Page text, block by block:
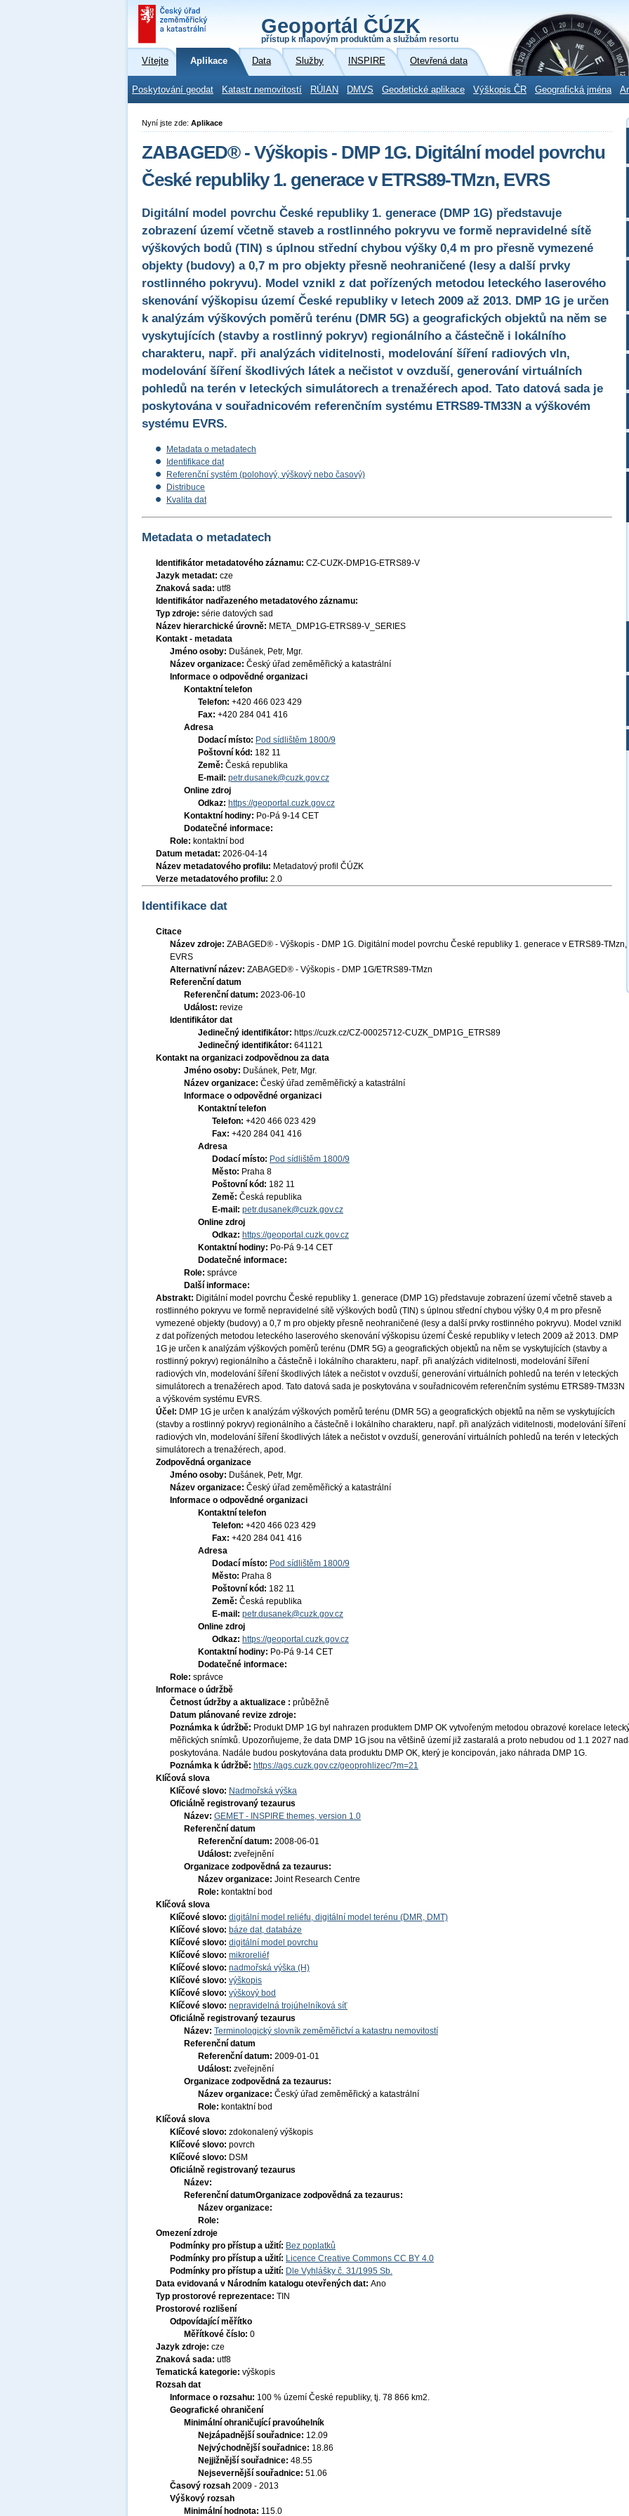
Geoportál ČÚZK
přístup k mapovým produktům a službám resortu
Vítejte Aplikace Data Služby INSPIRE Otevřená data
Poskytování geodat Katastr nemovitostí RÚIAN DMVS Geodetické aplikace Výškopis ČR Geografická jména
Nyní jste zde: Aplikace
ZABAGED® - Výškopis - DMP 1G. Digitální model povrchu
České republiky 1. generace v ETRS89-TMzn, EVRS
Digitální model povrchu České republiky 1. generace (DMP 1G) představuje
zobrazení území včetně staveb a rostlinného pokryvu ve formě nepravidelné sítě
výškových bodů (TIN) s úplnou střední chybou výšky 0,4 m pro přesně vymezené
objekty (budovy) a 0,7 m pro objekty přesně neohraničené (lesy a další prvky
rostlinného pokryvu). Model vznikl z dat pořízených metodou leteckého laserového
skenování výškopisu území České republiky v letech 2009 až 2013. DMP 1G je určen
k analýzám výškových poměrů terénu (DMR 5G) a geografických objektů na něm se
vyskytujících (stavby a rostlinný pokryv) regionálního a částečně i lokálního
charakteru, např. při analýzách viditelnosti, modelování šíření radiových vln,
modelování šíření škodlivých látek a nečistot v ovzduší, generování virtuálních
pohledů na terén v leteckých simulátorech a trenažérech apod. Tato datová sada je
poskytována v souřadnicovém referenčním systému ETRS89-TM33N a výškovém
systému EVRS.
Metadata o metadatech
Identifikace dat
Referenční systém (polohový, výškový nebo časový)
Distribuce
Kvalita dat
Metadata o metadatech
Identifikátor metadatového záznamu: CZ-CUZK-DMP1G-ETRS89-V
Jazyk metadat: cze
Znaková sada: utf8
Identifikátor nadřazeného metadatového záznamu:
Typ zdroje: série datových sad
Název hierarchické úrovně: META_DMP1G-ETRS89-V_SERIES
Kontakt - metadata
Jméno osoby: Dušánek, Petr, Mgr.
Název organizace: Český úřad zeměměřický a katastrální
Informace o odpovědné organizaci
Kontaktní telefon
Telefon: +420 466 023 429
Fax: +420 284 041 416
Adresa
Dodací místo: Pod sídlištěm 1800/9
Poštovní kód: 182 11
Země: Česká republika
E-mail: petr.dusanek@cuzk.gov.cz
Online zdroj
Odkaz: https://geoportal.cuzk.gov.cz
Kontaktní hodiny: Po-Pá 9-14 CET
Dodatečné informace:
Role: kontaktní bod
Datum metadat: 2026-04-14
Název metadatového profilu: Metadatový profil ČÚZK
Verze metadatového profilu: 2.0
Identifikace dat
Citace
Název zdroje: ZABAGED® - Výškopis - DMP 1G. Digitální model povrchu České republiky 1. generace v ETRS89-TMzn,
EVRS
Alternativní název: ZABAGED® - Výškopis - DMP 1G/ETRS89-TMzn
Referenční datum
Referenční datum: 2023-06-10
Událost: revize
Identifikátor dat
Jedinečný identifikátor: https://cuzk.cz/CZ-00025712-CUZK_DMP1G_ETRS89
Jedinečný identifikátor: 641121
Kontakt na organizaci zodpovědnou za data
Jméno osoby: Dušánek, Petr, Mgr.
Název organizace: Český úřad zeměměřický a katastrální
Informace o odpovědné organizaci
Kontaktní telefon
Telefon: +420 466 023 429
Fax: +420 284 041 416
Adresa
Dodací místo: Pod sídlištěm 1800/9
Město: Praha 8
Poštovní kód: 182 11
Země: Česká republika
E-mail: petr.dusanek@cuzk.gov.cz
Online zdroj
Odkaz: https://geoportal.cuzk.gov.cz
Kontaktní hodiny: Po-Pá 9-14 CET
Dodatečné informace:
Role: správce
Další informace:
Abstrakt: Digitální model povrchu České republiky 1. generace (DMP 1G) představuje zobrazení území včetně staveb a
rostlinného pokryvu ve formě nepravidelné sítě výškových bodů (TIN) s úplnou střední chybou výšky 0,4 m pro přesně
vymezené objekty (budovy) a 0,7 m pro objekty přesně neohraničené (lesy a další prvky rostlinného pokryvu). Model vznikl
z dat pořízených metodou leteckého laserového skenování výškopisu území České republiky v letech 2009 až 2013. DMP
1G je určen k analýzám výškových poměrů terénu (DMR 5G) a geografických objektů na něm se vyskytujících (stavby a
rostlinný pokryv) regionálního a částečně i lokálního charakteru, např. při analýzách viditelnosti, modelování šíření
radiových vln, modelování šíření škodlivých látek a nečistot v ovzduší, generování virtuálních pohledů na terén v leteckých
simulátorech a trenažérech apod. Tato datová sada je poskytována v souřadnicovém referenčním systému ETRS89-TM33N
a výškovém systému EVRS.
Účel: DMP 1G je určen k analýzám výškových poměrů terénu (DMR 5G) a geografických objektů na něm se vyskytujících
(stavby a rostlinný pokryv) regionálního a částečně i lokálního charakteru, např. při analýzách viditelnosti, modelování šíření
radiových vln, modelování šíření škodlivých látek a nečistot v ovzduší, generování virtuálních pohledů na terén v leteckých
simulátorech a trenažérech, apod.
Zodpovědná organizace
Jméno osoby: Dušánek, Petr, Mgr.
Název organizace: Český úřad zeměměřický a katastrální
Informace o odpovědné organizaci
Kontaktní telefon
Telefon: +420 466 023 429
Fax: +420 284 041 416
Adresa
Dodací místo: Pod sídlištěm 1800/9
Město: Praha 8
Poštovní kód: 182 11
Země: Česká republika
E-mail: petr.dusanek@cuzk.gov.cz
Online zdroj
Odkaz: https://geoportal.cuzk.gov.cz
Kontaktní hodiny: Po-Pá 9-14 CET
Dodatečné informace:
Role: správce
Informace o údržbě
Četnost údržby a aktualizace : průběžně
Datum plánované revize zdroje:
Poznámka k údržbě: Produkt DMP 1G byl nahrazen produktem DMP OK vytvořeným metodou obrazové korelace
měřických snímků. Upozorňujeme, že data DMP 1G jsou na většině území již zastaralá a proto nebudou od 1.1 2027
poskytována. Nadále budou poskytována data produktu DMP OK, který je koncipován, jako náhrada DMP 1G.
Poznámka k údržbě: https://ags.cuzk.gov.cz/geoprohlizec/?m=21
Klíčová slova
Klíčové slovo: Nadmořská výška
Oficiálně registrovaný tezaurus
Název: GEMET - INSPIRE themes, version 1.0
Referenční datum
Referenční datum: 2008-06-01
Událost: zveřejnění
Organizace zodpovědná za tezaurus:
Název organizace: Joint Research Centre
Role: kontaktní bod
Klíčová slova
Klíčové slovo: digitální model reliéfu, digitální model terénu (DMR, DMT)
Klíčové slovo: báze dat, databáze
Klíčové slovo: digitální model povrchu
Klíčové slovo: mikroreliéf
Klíčové slovo: nadmořská výška (H)
Klíčové slovo: výškopis
Klíčové slovo: výškový bod
Klíčové slovo: nepravidelná trojúhelníková síť
Oficiálně registrovaný tezaurus
Název: Terminologický slovník zeměměřictví a katastru nemovitostí
Referenční datum
Referenční datum: 2009-01-01
Událost: zveřejnění
Organizace zodpovědná za tezaurus:
Název organizace: Český úřad zeměměřický a katastrální
Role: kontaktní bod
Klíčová slova
Klíčové slovo: zdokonalený výškopis
Klíčové slovo: povrch
Klíčové slovo: DSM
Oficiálně registrovaný tezaurus
Název:
Referenční datumOrganizace zodpovědná za tezaurus:
Název organizace:
Role:
Omezení zdroje
Podmínky pro přístup a užití: Bez poplatků
Podmínky pro přístup a užití: Licence Creative Commons CC BY 4.0
Podmínky pro přístup a užití: Dle Vyhlášky č. 31/1995 Sb.
Data evidovaná v Národním katalogu otevřených dat: Ano
Typ prostorové reprezentace: TIN
Prostorové rozlišení
Odpovídající měřítko
Měřítkové číslo: 0
Jazyk zdroje: cze
Znaková sada: utf8
Tematická kategorie: výškopis
Rozsah dat
Informace o rozsahu: 100 % území České republiky, tj. 78 866 km2.
Geografické ohraničení
Minimální ohraničující pravoúhelník
Nejzápadnější souřadnice: 12.09
Nejvýchodnější souřadnice: 18.86
Nejjižnější souřadnice: 48.55
Nejsevernější souřadnice: 51.06
Časový rozsah 2009 - 2013
Výškový rozsah
Minimální hodnota: 115.0